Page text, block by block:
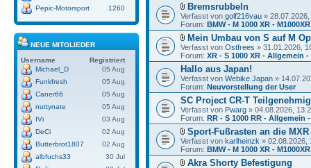
Pepic-Motorsport
1260
NEUE MITGLIEDER
Username
Registriert
Michael_D
05 Aug
Funkfresh
05 Aug
Caner66
05 Aug
nuttynate
05 Aug
IVi
03 Aug
DeCi
02 Aug
Butterbrot1807
02 Aug
albfuchs33
30 Jul
Bremsrubbeln
Verfasst von golf216vau »
Forum: BMW - M 1000 XR - M1000XR
Mein Umbau von S auf M
Verfasst von Ostfrees » 31.01.2026,
Forum: XR - S 1000 XR - Allgemein
Hallo aus Japan!
Verfasst von Webike Japan »
Forum: Neuvorstellung der User
SC Project CR-T
Verfasst von Pwarg » 04.08.2026,
Forum: RR - S 1000 RR - Allgemein
Sport-Fußrasten an die MXR
Verfasst von karlheinzk » 02.08.2026,
Forum: BMW - M 1000 XR - M1000XR
Akra Shorty Befestigung